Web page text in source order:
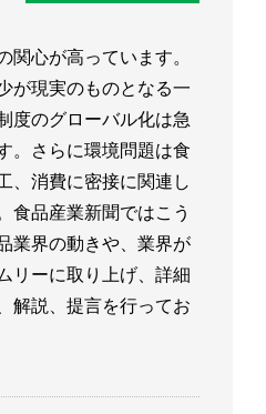
心が高っています。
が現実のものとなる一
度のグローバル化は急
。さらに環境問題は食
、消費に密接に関連し
食品産業新聞ではこう
業界の動きや、業界が
リーに取り上げ、詳細
解説、提言を行ってお